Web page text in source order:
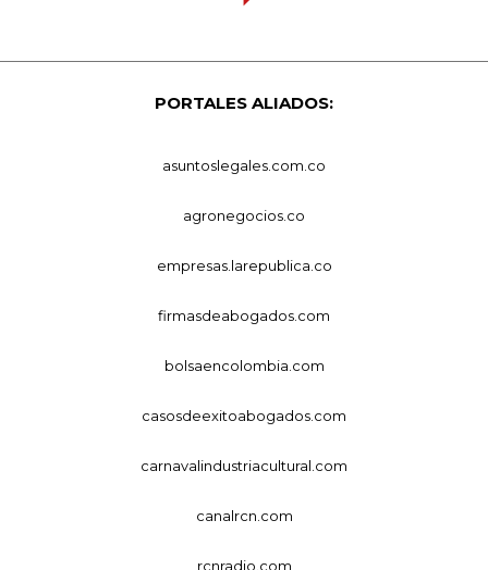
PORTALES ALIADOS:
asuntoslegales.com.co
agronegocios.co
empresas.larepublica.co
firmasdeabogados.com
bolsaencolombia.com
casosdeexitoabogados.com
carnavalindustriacultural.com
canalrcn.com
rcnradio.com